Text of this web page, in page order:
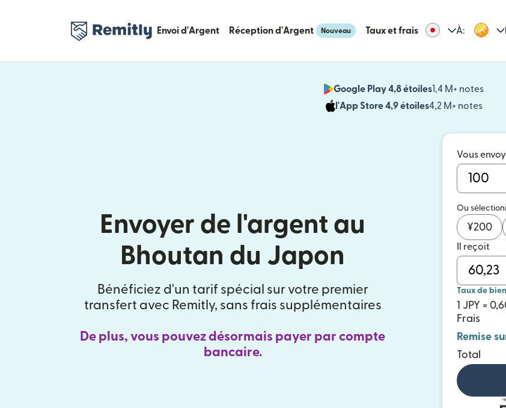
Envoi d'Argent Réception d'Argent Nouveau Taux et frais À:
Google Play 4,8 étoiles1,4 M+ notes
l'App Store 4,9 étoiles4,2 M+ notes
Envoyer de l'argent au
Bhoutan du Japon
Bénéficiez d'un tarif spécial sur votre premier
transfert avec Remitly, sans frais supplémentaires
De plus, vous pouvez désormais payer par compte
bancaire.
Vous
Ou
¥200
Il reçoit
Taux de
1 JPY =
Frais
Remise
Total